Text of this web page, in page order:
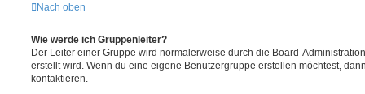
Nach oben
Wie werde ich Gruppenleiter?
Der Leiter einer Gruppe wird normalerweise durch die Board-
erstellt wird. Wenn du eine eigene Benutzergruppe erstellen möchtest,
kontaktieren.